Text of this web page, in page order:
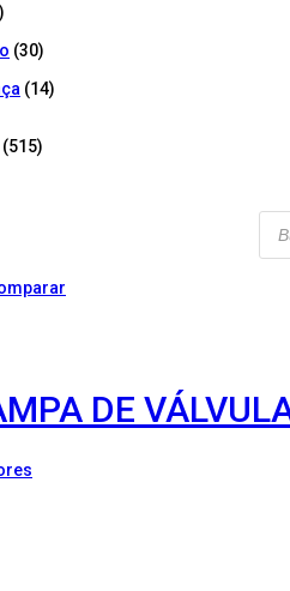
(30)
(14)
(515)
DE